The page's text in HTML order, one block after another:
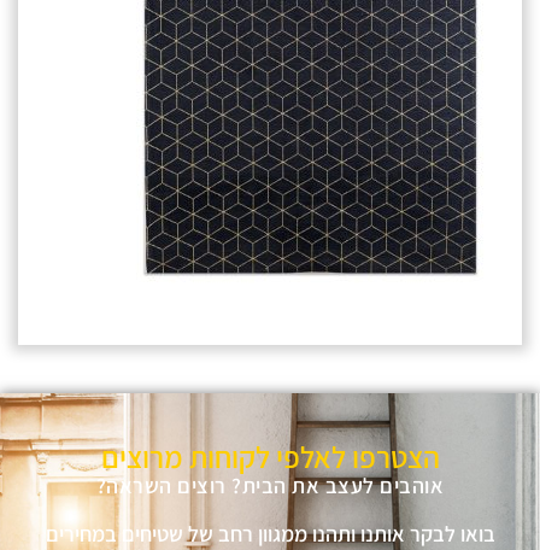
הצטרפו לאלפי לקוחות מרוצים
אוהבים לעצב את הבית? רוצים השראה?
בואו לבקר אותנו ותהנו ממגוון רחב של שטיחים במחירים